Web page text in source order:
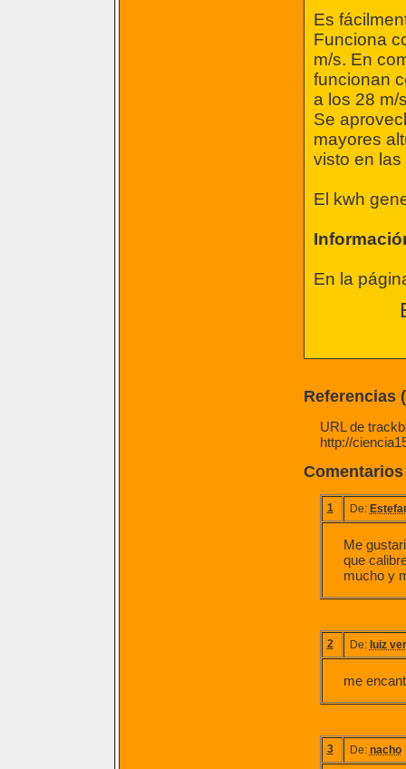
Es
Funciona
m/s. En
funcionan
a los 28 m/
Se
mayores
visto en
El kwh
En la
Referencias
URL de
http://
Comentarios
1 De:
Me
que
mucho y
2 De: luiz
me
3 De: nacho